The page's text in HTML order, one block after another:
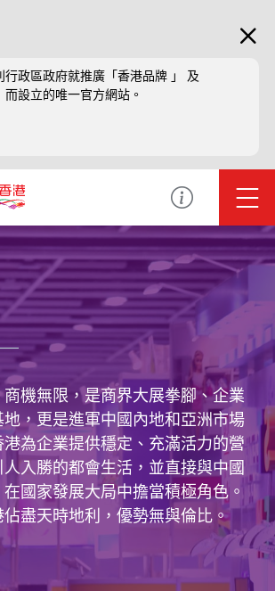
行政區政府就推廣「香港品牌 」 及
而設立的唯一官方網站。
機無限，是商界大展拳腳、企業
，更是進軍中國內地和亞洲市場
為企業提供穩定、充滿活力的營
入勝的都會生活，並直接與中國
國家發展大局中擔當積極角色。
盡天時地利，優勢無與倫比。